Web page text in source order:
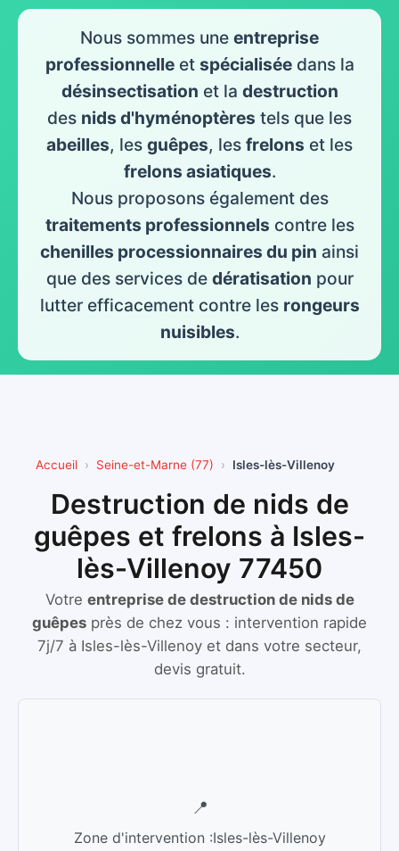
Nous sommes une entreprise
professionnelle et spécialisée dans la
désinsectisation et la destruction
des nids d'hyménoptères tels que les
abeilles, les guêpes, les frelons et les
frelons asiatiques.
Nous proposons également des
traitements professionnels contre les
chenilles processionnaires du pin ainsi
que des services de dératisation pour
lutter efficacement contre les rongeurs
nuisibles.
Accueil Seine-et-Marne (77) Isles-lès-Villenoy
Destruction de nids de
guêpes et frelons à Isles-
lès-Villenoy 77450
Votre entreprise de destruction de nids de
guêpes près de chez vous : intervention rapide
7j/7 à Isles-lès-Villenoy et dans votre secteur,
devis gratuit.
📍
Zone d'intervention :Isles-lès-Villenoy